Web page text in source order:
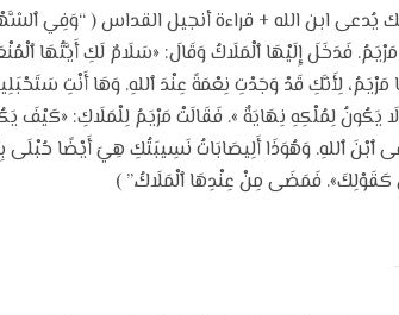
منك يُدعى ابن الله + قراءة أنجيل القداس ( “وَفِي
فَدَخَلَ إِلَيْهَا ٱلْمَلَاكُ وَقَالَ: «سَلَامٌ لَكِ أَيَّتُهَا
لِأَنَّكِ قَدْ وَجَدْتِ نِعْمَةً عِنْدَ ٱللهِ. وَهَا أَنْتِ
يَكُونُ لِمُلْكِهِ نِهَايَةٌ ». فَقَالَتْ مَرْيَمُ لِلْمَلَاكِ: «كَيْفَ
ٱبْنَ ٱللهِ. وَهُوَذَا أَلِيصَابَاتُ نَسِيبَتُكِ هِيَ أَيْضًا
كَقَوْلِكَ». فَمَضَى مِنْ عِنْدِهَا ٱلْمَلَاكُ.” )